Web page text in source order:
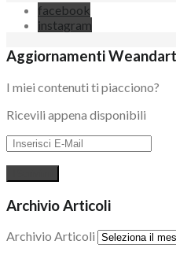
facebook
instagram
Aggiornamenti Weandart
I miei contenuti ti piacciono?
Ricevili appena disponibili
Archivio Articoli
Archivio Articoli